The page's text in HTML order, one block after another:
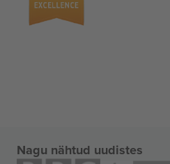
Nagu nähtud uudistes